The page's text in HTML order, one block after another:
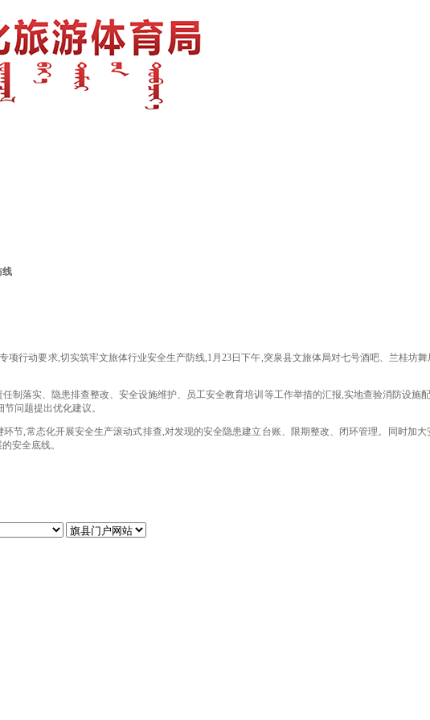
线
行动要求,切实筑牢文旅体行业安全生产防线,1月23日下午,突泉县文旅体局对七号酒吧、兰桂坊
落实、隐患排查整改、安全设施维护、员工安全教育培训等工作举措的汇报,实地查验消防设施
问题提出优化建议。
,常态化开展安全生产滚动式排查,对发现的安全隐患建立台账、限期整改、闭环管理。同时加
安全底线。